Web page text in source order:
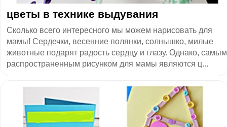
цветы в технике выдувания
Сколько всего интересного мы можем нарисовать для
мамы! Сердечки, весенние полянки, солнышко, милые
животные подарят радость сердцу и глазу. Однако, самым
распространенным рисунком для мамы являются ц...